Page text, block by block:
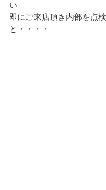
い
即にご来店頂き内部を点
と・・・・